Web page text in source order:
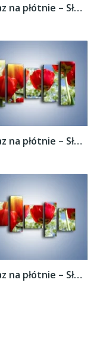
Obraz na płótnie – Słońce w kwiatowych...
Obraz na płótnie – Słońce w kwiatowych...
Obraz na płótnie – Słońce w kwiatowych...